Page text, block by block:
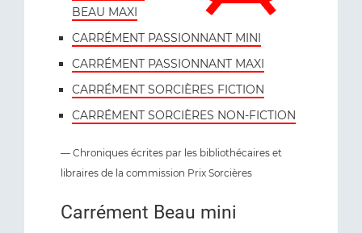
BEAU MAXI
CARRÉMENT PASSIONNANT MINI
CARRÉMENT PASSIONNANT MAXI
CARRÉMENT SORCIÈRES FICTION
CARRÉMENT SORCIÈRES NON-FICTION
— Chroniques écrites par les bibliothécaires et
libraires de la commission Prix Sorcières
Carrément Beau mini